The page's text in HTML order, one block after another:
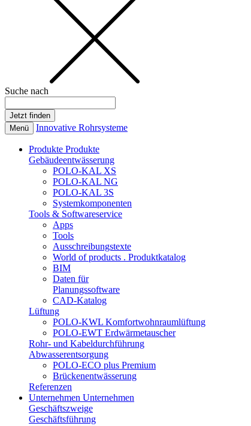
Suche nach
Menü Innovative Rohrsysteme
Produkte Produkte
Gebäudeentwässerung
POLO-KAL XS
POLO-KAL NG
POLO-KAL 3S
Systemkomponenten
Tools & Softwareservice
Apps
Tools
Ausschreibungstexte
World of products . Produktkatalog
BIM
Daten für
Planungssoftware
CAD-Katalog
Lüftung
POLO-KWL Komfortwohnraumlüftung
POLO-EWT Erdwärmetauscher
Rohr- und Kabeldurchführung
Abwasserentsorgung
POLO-ECO plus Premium
Brückenentwässerung
Referenzen
Unternehmen Unternehmen
Geschäftszweige
Geschäftsführung